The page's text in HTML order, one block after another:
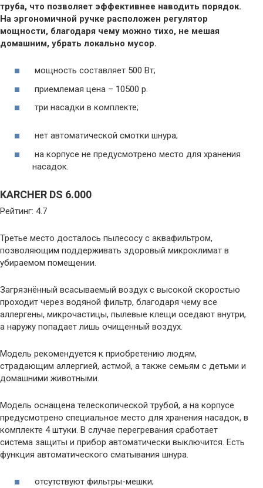
труба, что позволяет эффективнее наводить порядок.
На эргономичной ручке расположен регулятор
мощности, благодаря чему можно тихо, не мешая
домашним, убрать локально мусор.
мощность составляет 500 Вт;
приемлемая цена – 10500 р.
три насадки в комплекте;
нет автоматической смотки шнура;
на корпусе не предусмотрено место для хранения
насадок.
KARCHER DS 6.000
Рейтинг: 4.7
Третье место досталось пылесосу с аквафильтром,
позволяющим поддерживать здоровый микроклимат в
убираемом помещении.
Загрязнённый всасываемый воздух с высокой скоростью
проходит через водяной фильтр, благодаря чему все
аллергены, микрочастицы, пылевые клещи оседают внутри,
а наружу попадает лишь очищенный воздух.
Модель рекомендуется к приобретению людям,
страдающим аллергией, астмой, а также семьям с детьми и
домашними животными.
Модель оснащена телескопической трубой, а на корпусе
предусмотрено специальное место для хранения насадок, в
комплекте 4 штуки. В случае перегревания сработает
система защиты и прибор автоматически выключится. Есть
функция автоматического сматывания шнура.
отсутствуют фильтры-мешки;